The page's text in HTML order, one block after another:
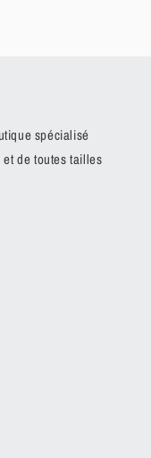
spécialisé
de toutes tailles